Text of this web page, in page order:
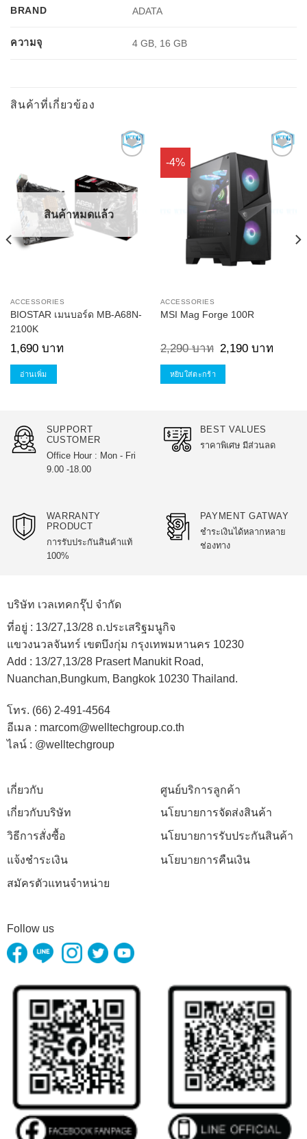
BRAND ADATA
ความจุ 4 GB, 16 GB
สินค้าที่เกี่ยวข้อง
Add to
Wishlist
สินค้าหมดแล้ว
ACCESSORIES
BIOSTAR เมนบอร์ด MB-A68N-
2100K
1,690 บาท
อ่านเพิ่ม
-4%
Add to
Wishlist
ACCESSORIES
MSI Mag Forge 100R
2,290บาท
Original
price
was:
2,190 บาทCurrent
price
หยิบใส่ตะกร้า
SUPPORT
CUSTOMER
Office Hour : Mon - Fri
9.00 -18.00
BEST VALUES
ราคาพิเศษ มีส่วนลด
WARRANTY
PRODUCT
การรับประกันสินค้าแท้
100%
PAYMENT GATWAY
ชำระเงินได้หลากหลาย
ช่องทาง
บริษัท เวลเทคกรุ๊ป จำกัด
ที่อยู่ : 13/27,13/28 ถ.ประเสริฐมนูกิจ
แขวงนวลจันทร์ เขตบึงกุ่ม กรุงเทพมหานคร 10230
Add : 13/27,13/28 Prasert Manukit Road,
Nuanchan,Bungkum, Bangkok 10230 Thailand.
โทร. (66) 2-491-4564
อีเมล : marcom@welltechgroup.co.th
ไลน์ : @welltechgroup
เกี่ยวกับ
เกี่ยวกับบริษัท
วิธีการสั่งซื้อ
แจ้งชำระเงิน
สมัครตัวแทนจำหน่าย
ศูนย์บริการลูกค้า
นโยบายการจัดส่งสินค้า
นโยบายการรับประกันสินค้า
นโยบายการคืนเงิน
Follow us